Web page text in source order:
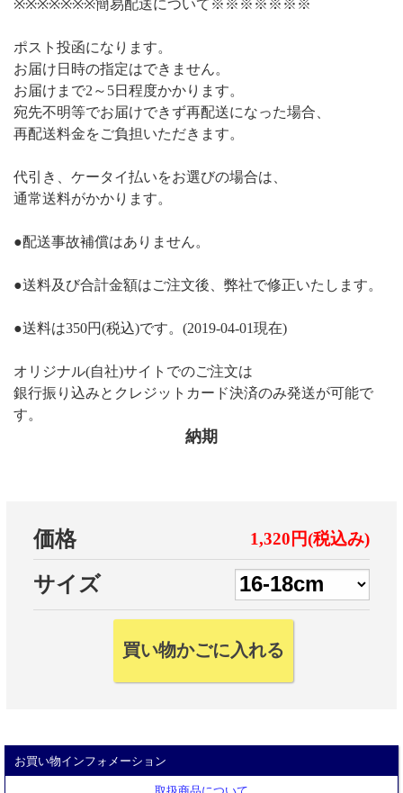
※※※※※※※簡易配送について※※※※※※※
ポスト投函になります。
お届け日時の指定はできません。
お届けまで2～5日程度かかります。
宛先不明等でお届けできず再配送になった場合、
再配送料金をご負担いただきます。
代引き、ケータイ払いをお選びの場合は、
通常送料がかかります。
●配送事故補償はありません。
●送料及び合計金額はご注文後、弊社で修正いたします。
●送料は350円(税込)です。(2019-04-01現在)
オリジナル(自社)サイトでのご注文は
銀行振り込みとクレジットカード決済のみ発送が可能で
す。
納期
価格 1,320円(税込み)
サイズ
お買い物インフォメーション